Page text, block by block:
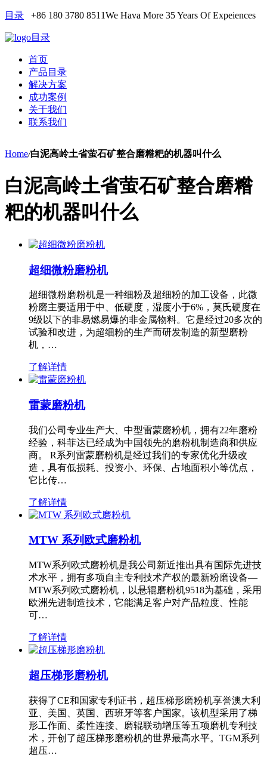
目录 +86 180 3780 8511We Hava More 35 Years Of Expeiences
目录
首页
产品目录
解决方案
成功案例
关于我们
联系我们
Home/白泥高岭土省萤石矿整合磨糌粑的机器叫什么
白泥高岭土省萤石矿整合磨糌
粑的机器叫什么
超细微粉磨粉机
超细微粉磨粉机是一种细粉及超细粉的加工设备，此微
粉磨主要适用于中、低硬度，湿度小于6%，莫氏硬度在
9级以下的非易燃易爆的非金属物料。它是经过20多次的
试验和改进，为超细粉的生产而研发制造的新型磨粉
机，…
了解详情
雷蒙磨粉机
我们公司专业生产大、中型雷蒙磨粉机，拥有22年磨粉
经验，科菲达已经成为中国领先的磨粉机制造商和供应
商。 R系列雷蒙磨粉机是经过我们的专家优化升级改
造，具有低损耗、投资小、环保、占地面积小等优点，
它比传…
了解详情
MTW 系列欧式磨粉机
MTW系列欧式磨粉机是我公司新近推出具有国际先进技
术水平，拥有多项自主专利技术产权的最新粉磨设备—
MTW系列欧式磨粉机，以悬辊磨粉机9518为基础，采用
欧洲先进制造技术，它能满足客户对产品粒度、性能
可…
了解详情
超压梯形磨粉机
获得了CE和国家专利证书，超压梯形磨粉机享誉澳大利
亚、美国、英国、西班牙等客户国家。该机型采用了梯
形工作面、柔性连接、磨辊联动增压等五项磨机专利技
术，开创了超压梯形磨粉机的世界最高水平。TGM系列
超压…